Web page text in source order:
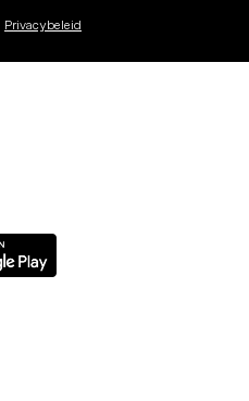
Privacybeleid